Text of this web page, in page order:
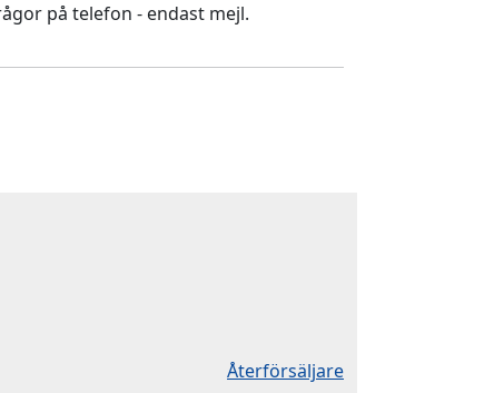
på telefon - endast mejl.
Återförsäljare